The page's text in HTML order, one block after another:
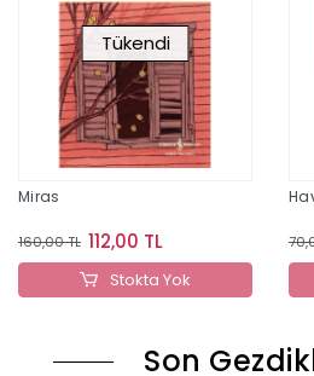
Tükendi
Miras
160,00 TL 112,00 TL
Stokta Yok
Son